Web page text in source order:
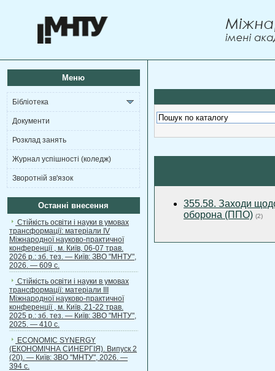
Меню
Бібліотека
Документи
Розклад занять
Журнал успішності (коледж)
Зворотній зв'язок
Останні внесення
Стійкість освіти і науки в умовах
трансформації: матеріали ІV
Міжнародної науково-практичної
конференції , м. Київ, 06-07 трав.
2026 р.: зб. тез. — Київ: ЗВО "МНТУ",
2026. — 609 с.
Стійкість освіти і науки в умовах
трансформації: матеріали ІІІ
Міжнародної науково-практичної
конференції , м. Київ, 21-22 трав.
2025 р.: зб. тез. — Київ: ЗВО "МНТУ",
2025. — 410 с.
ECONOMIC SYNERGY
(ЕКОНОМІЧНА СИНЕРГІЯ). Випуск 2
(20). — Київ: ЗВО "МНТУ", 2026. —
394 с.
355.58. Заходи
оборона (ППО) (2)